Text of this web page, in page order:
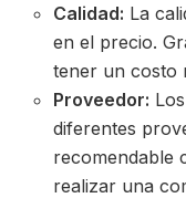
Calidad: La
en el precio.
tener un costo
Proveedor:
diferentes
recomendable
realizar una